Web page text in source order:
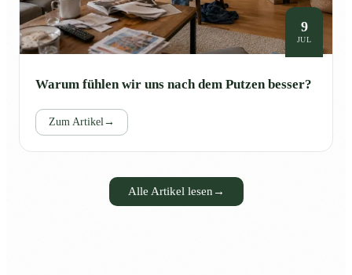
9
JUL
Warum fühlen wir uns nach dem Putzen besser?
Zum Artikel →
Alle Artikel lesen →